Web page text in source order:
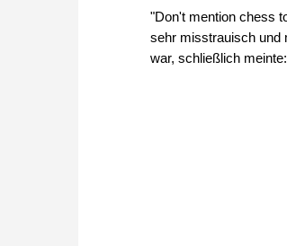
"Don't mention chess
sehr misstrauisch und
war, schließlich